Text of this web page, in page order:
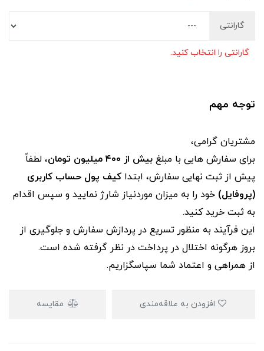
گارانتی
گارانتی را انتخاب کنید.
توجه مهم
مشتریان گرامی،
برای سفارش‌ هایی با مبلغ بیش از ۴۰۰ میلیون تومان
، لطفاً
پیش از ثبت نهایی سفارش، ابتدا کیف پول حساب کاربری
(پروفایل) خود را به میزان موردنیاز شارژ نمایید و سپس اقدام
به ثبت خرید کنید.
این فرآیند به‌ منظور تسریع در پردازش سفارش و جلوگیری از
بروز هرگونه اختلال در پرداخت در نظر گرفته شده است.
از همراهی و اعتماد شما سپاسگزاریم.
مقایسه